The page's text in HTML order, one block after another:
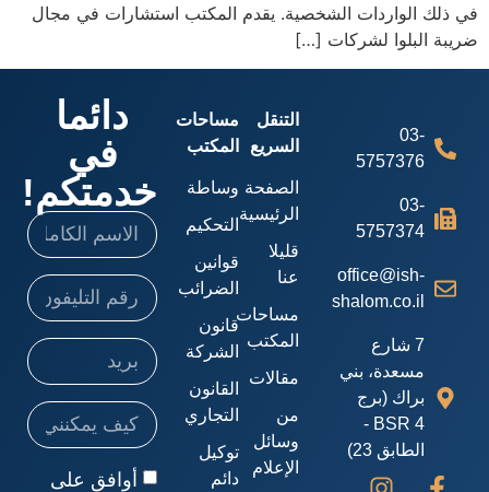
في ذلك الواردات الشخصية. يقدم المكتب استشارات في مجال
ضريبة البلوا لشركات […]
03-
5757376
03-
5757374
office@ish-
shalom.co.il
7 شارع
مسعدة، بني
براك (برج
BSR 4 -
الطابق 23)
التنقل
السريع
الصفحة
الرئيسية
قليلا
عنا
مساحات
المكتب
مقالات
من
وسائل
الإعلام
مساحات
المكتب
وساطة
التحكيم
قوانين
الضرائب
قانون
الشركة
القانون
التجاري
توكيل
دائم
دائما
في
خدمتكم!
أوافق على